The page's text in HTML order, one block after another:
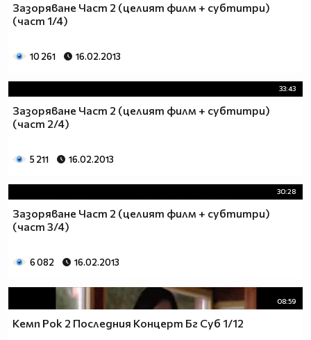
Зазоряване Част 2 (целият филм + субтитри)
(част 1/4)
10 261 16.02.2013
33:43
Зазоряване Част 2 (целият филм + субтитри)
(част 2/4)
5 211 16.02.2013
30:28
Зазоряване Част 2 (целият филм + субтитри)
(част 3/4)
6 082 16.02.2013
08:59
Кемп Рок 2 Последния Концерт Бг Суб 1/12